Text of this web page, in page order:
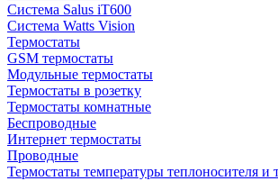
Система Salus iT600
Система Watts Vision
Термостаты
GSM термостаты
Модульные термостаты
Термостаты в розетку
Термостаты комнатные
Беспроводные
Интернет термостаты
Проводные
Термостаты температуры теплоносителя и